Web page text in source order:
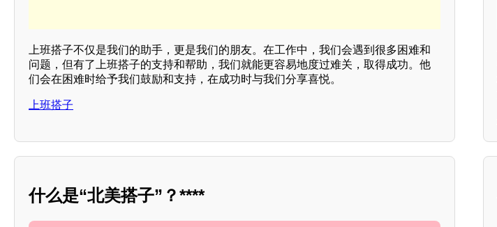
上班搭子不仅是我们的助手，更是我们的朋友。在工作中，我们会遇到很多困难和
问题，但有了上班搭子的支持和帮助，我们就能更容易地度过难关，取得成功。他
们会在困难时给予我们鼓励和支持，在成功时与我们分享喜悦。
上班搭子
什么是“北美搭子”？****